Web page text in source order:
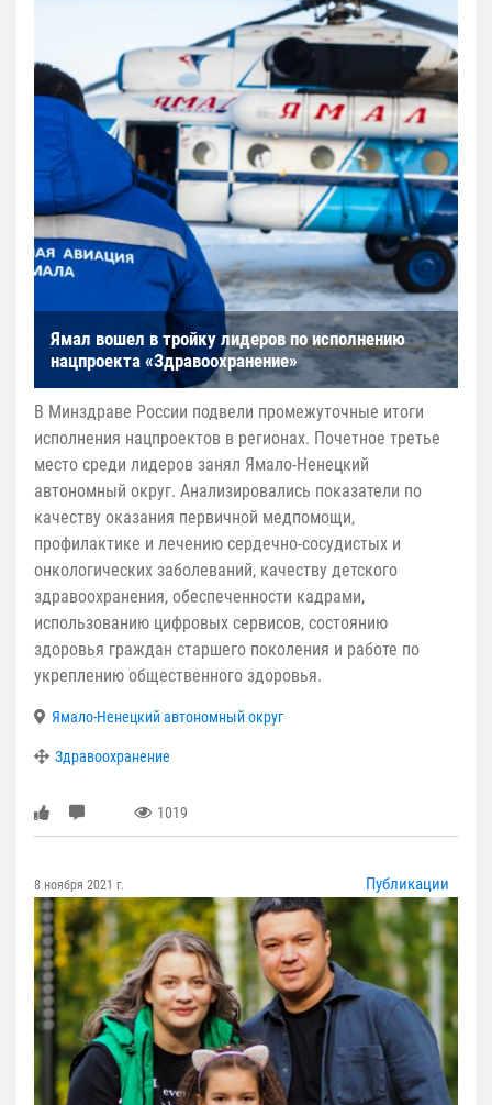
Ямал вошел в тройку лидеров по исполнению
нацпроекта «Здравоохранение»
В Минздраве России подвели промежуточные итоги
исполнения нацпроектов в регионах. Почетное третье
место среди лидеров занял Ямало-Ненецкий
автономный округ. Анализировались показатели по
качеству оказания первичной медпомощи,
профилактике и лечению сердечно-сосудистых и
онкологических заболеваний, качеству детского
здравоохранения, обеспеченности кадрами,
использованию цифровых сервисов, состоянию
здоровья граждан старшего поколения и работе по
укреплению общественного здоровья.
Ямало-Ненецкий автономный округ
Здравоохранение
1019
8 ноября 2021 г. Публикации